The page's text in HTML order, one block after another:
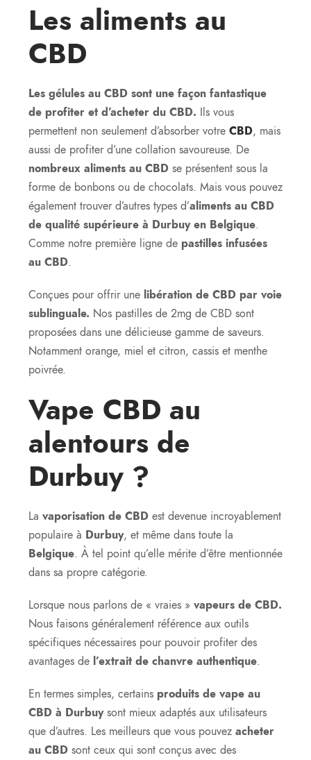
Les aliments au
CBD
Les gélules au CBD sont une façon fantastique
de profiter et d’acheter du CBD. Ils vous
permettent non seulement d’absorber votre CBD, mais
aussi de profiter d’une collation savoureuse. De
nombreux aliments au CBD se présentent sous la
forme de bonbons ou de chocolats. Mais vous pouvez
également trouver d’autres types d’aliments au CBD
de qualité supérieure à Durbuy en Belgique.
Comme notre première ligne de pastilles infusées
au CBD.
Conçues pour offrir une libération de CBD par voie
sublinguale. Nos pastilles de 2mg de CBD sont
proposées dans une délicieuse gamme de saveurs.
Notamment orange, miel et citron, cassis et menthe
poivrée.
Vape CBD au
alentours de
Durbuy ?
La vaporisation de CBD est devenue incroyablement
populaire à Durbuy, et même dans toute la
Belgique. À tel point qu’elle mérite d’être mentionnée
dans sa propre catégorie.
Lorsque nous parlons de « vraies » vapeurs de CBD.
Nous faisons généralement référence aux outils
spécifiques nécessaires pour pouvoir profiter des
avantages de l’extrait de chanvre authentique.
En termes simples, certains produits de vape au
CBD à Durbuysont mieux adaptés aux utilisateurs
que d’autres. Les meilleurs que vous pouvez acheter
au CBD sont ceux qui sont conçus avec des